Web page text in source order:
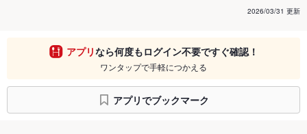
2026/03/31 更新
アプリなら何度もログイン不要ですぐ確認！
ワンタップで手軽につかえる
アプリでブックマーク